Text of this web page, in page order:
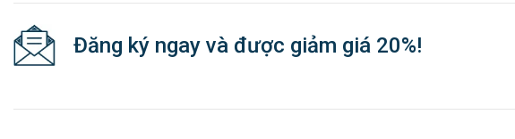
Đăng ký ngay và được giảm giá 20%!